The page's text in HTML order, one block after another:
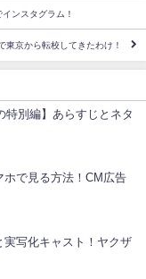
ンスタグラム！
東京から転校してきたわけ！
特別編】あらすじとネタ
ホで見る方法！CM広告
実写化キャスト！ヤクザ